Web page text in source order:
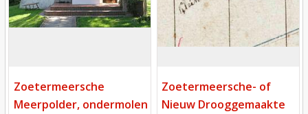
Zoetermeersche
Meerpolder, ondermolen
Zoetermeersche- of
Nieuw Drooggemaakte